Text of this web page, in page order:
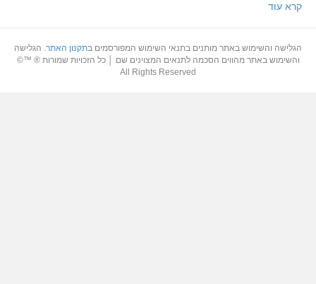
קרא עוד
הגלישה והשימוש באתר מותנים בתנאי השימוש המפורסמים בתקנון האתר. הגלישה
והשימוש באתר מהווים הסכמה לתנאים המצוינים שם │ כל הזכויות שמורות ® ™©
All Rights Reserved